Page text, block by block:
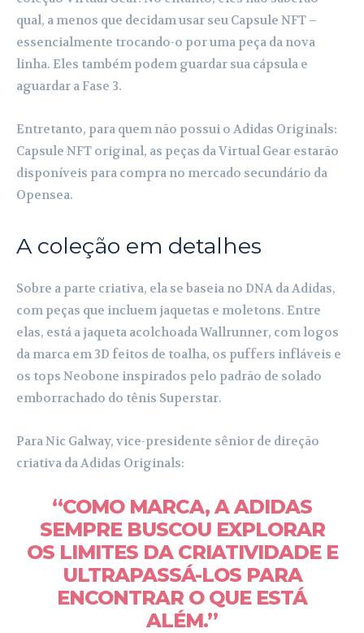
qual, a menos que decidam usar seu Capsule NFT –
essencialmente trocando-o por uma peça da nova
linha. Eles também podem guardar sua cápsula e
aguardar a Fase 3.
Entretanto, para quem não possui o Adidas Originals:
Capsule NFT original, as peças da Virtual Gear estarão
disponíveis para compra no mercado secundário da
Opensea.
A coleção em detalhes
Sobre a parte criativa, ela se baseia no DNA da Adidas,
com peças que incluem jaquetas e moletons. Entre
elas, está a jaqueta acolchoada Wallrunner, com logos
da marca em 3D feitos de toalha, os puffers infláveis e
os tops Neobone inspirados pelo padrão de solado
emborrachado do tênis Superstar.
Para Nic Galway, vice-presidente sênior de direção
criativa da Adidas Originals:
“COMO MARCA, A ADIDAS
SEMPRE BUSCOU EXPLORAR
OS LIMITES DA CRIATIVIDADE E
ULTRAPASSÁ-LOS PARA
ENCONTRAR O QUE ESTÁ
ALÉM.”